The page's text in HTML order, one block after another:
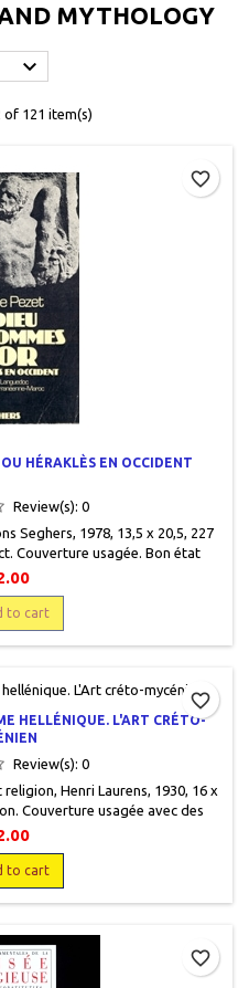
MYTHOLOGY

of 121 item(s)
HÉRAKLÈS EN OCCIDENT
Review(s): 0
Seghers, 1978, 13,5 x 20,5, 227
Couverture usagée. Bon état
to cart
favorite_border
HELLÉNIQUE. L'ART CRÉTO-
Review(s): 0
Henri Laurens, 1930, 16 x
Couverture usagée avec des
se détache. Bon état intérieur,
to cart
favorite_border
favorite_border